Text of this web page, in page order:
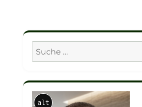
Suche
nach:
alt